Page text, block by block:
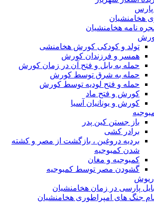
پارس
هخامنشیان
نامه هخامنشیان
تولد و کودکی کورش هخامنشی
همسر و فرزندان کورش
حمله به بابل و فتح آن در زمان کورش
حمله به شرق توسط کورش
حمله و فتح لودیه توسط کورش
کورش و فتح ماد
کورش و یونانیان آسیا
باز جستن کین پدر
برادر کشی
بردیه دروغین ، بازگشت از مصر و کشته
شدن کمبوجیه
کمبوجیه و مغان
گشودن مصر توسط کمبوجیه
پارسی در زمان هخامنشیان
جنگ های امپراطوری هخامنشیان